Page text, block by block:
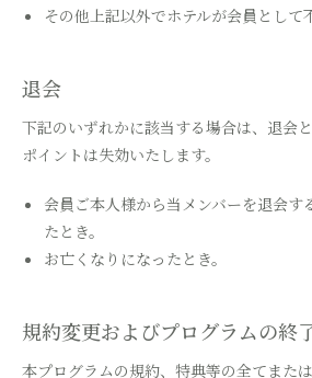
その他上記以外でホテルが会員として
退会
下記のいずれかに該当する場合は、退会
ポイントは失効いたします。
会員ご本人様から当メンバーを退会す
たとき。
お亡くなりになったとき。
規約変更およびプログラムの終
本プログラムの規約、特典等の全てまた